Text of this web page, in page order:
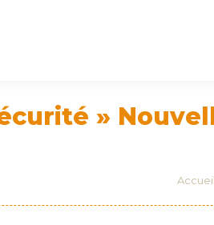
»
Vous
Accueil